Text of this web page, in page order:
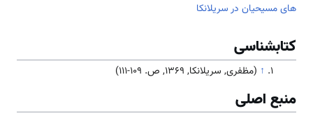
های مسیحیان در سریلانکا
کتابشناسی
↑ (مظفری, سریلانکا, 1369, ص. 109-111)
منبع اصلی